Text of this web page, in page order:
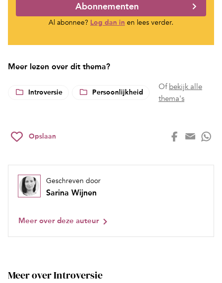
Abonnementen
Al abonnee? Log dan in en lees verder.
Meer lezen over dit thema?
Introversie Persoonlijkheid
Of bekijk alle
thema's
Opslaan
Geschreven door
Sarina Wijnen
Meer over deze auteur
Meer over Introversie